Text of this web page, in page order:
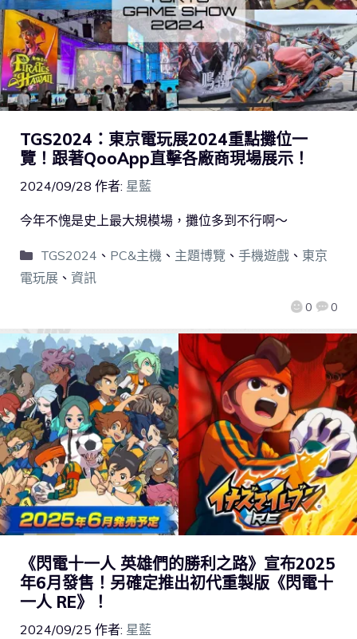
TGS2024：東京電玩展2024重點攤位一
覽！跟著QooApp直擊各廠商現場展示！
2024/09/28 作者: 星藍
0 0
今年不愧是史上最大規模場，攤位多到不行啊～
TGS2024 、 PC&主機 、 主題博覽 、 手機遊戲、 東京
電玩展 、 資訊
《閃電十一人 英雄們的勝利之路》宣布2025
年6月發售！另確定推出初代重製版《閃電十
一人 RE》！
2024/09/25 作者: 星藍